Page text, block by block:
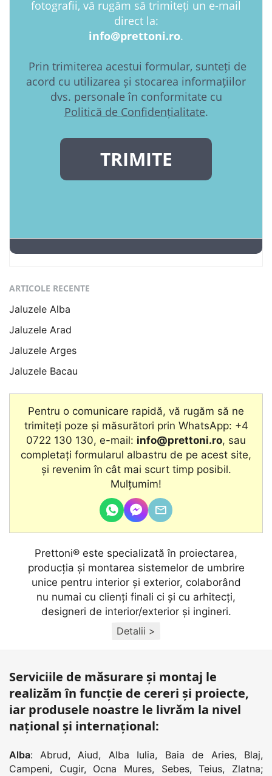
ARTICOLE RECENTE
Jaluzele Alba
Jaluzele Arad
Jaluzele Arges
Jaluzele Bacau
Pentru o comunicare rapidă, vă rugăm să ne
trimiteți poze și măsurători prin WhatsApp: +4
0722 130 130, e-mail: info@prettoni.ro, sau
completați formularul albastru de pe acest site,
şi revenim în cât mai scurt timp posibil.
Mulțumim!
Prettoni® este specializată în proiectarea,
producţia și montarea sistemelor de umbrire
unice pentru interior și exterior, colaborând
nu numai cu clienţi finali ci și cu arhitecţi,
designeri de interior/exterior și ingineri.
Detalii >
Serviciile de măsurare și montaj le
realizăm în funcție de cereri și proiecte,
iar produsele noastre le livrăm la nivel
național și internațional:
Alba: Abrud, Aiud, Alba Iulia, Baia de Aries, Blaj,
Campeni, Cugir, Ocna Mures, Sebes,Teius, Zlatna;